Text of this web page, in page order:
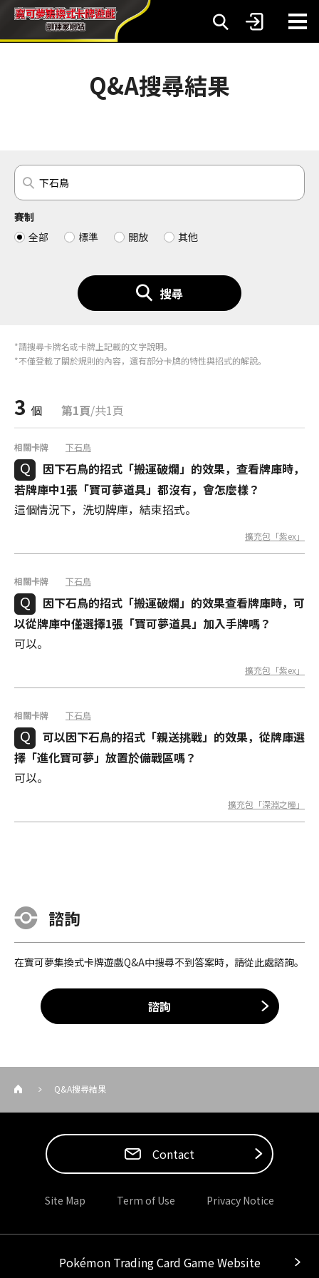
Q&A搜尋結果
賽制
全部
標準 開放 其他
搜尋
*請搜尋卡牌名或卡牌上記載的文字說明。
*不僅登載了關於規則的內容，還有部分卡牌的特性與招式的解說。
3 個 第1頁/共1頁
相關卡牌 下石鳥
因下石鳥的招式「搬運破爛」的效果，查看牌庫時，
若牌庫中1張「寶可夢道具」都沒有，會怎麼樣？
這個情況下，洗切牌庫，結束招式。
擴充包「紫ex」
相關卡牌 下石鳥
因下石鳥的招式「搬運破爛」的效果查看牌庫時，可
以從牌庫中僅選擇1張「寶可夢道具」加入手牌嗎？
可以。
擴充包「紫ex」
相關卡牌 下石鳥
可以因下石鳥的招式「親送挑戰」的效果，從牌庫選
擇「進化寶可夢」放置於備戰區嗎？
可以。
擴充包「深淵之瞳」
諮詢
在寶可夢集換式卡牌遊戲Q&A中搜尋不到答案時，請從此處諮詢。
諮詢
Q&A搜尋結果
Contact
Site Map Term of Use Privacy Notice
Pokémon Trading Card Game Website